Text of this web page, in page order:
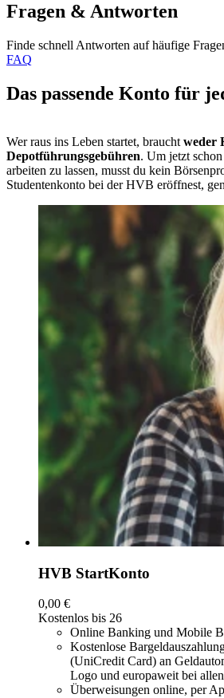
Fragen & Antworten
Finde schnell Antworten auf häufige
FAQ
Das passende Konto für
Wer raus ins Leben startet, braucht weder
Depotführungsgebühren. Um jetzt
arbeiten zu lassen, musst du kein
Studentenkonto bei der HVB eröffnest,
HVB StartKonto
0,00 €
Kostenlos bis 26
Online Banking und Mobile
Kostenlose
(UniCredit Card) an
Logo und europaweit bei
Überweisungen online, per